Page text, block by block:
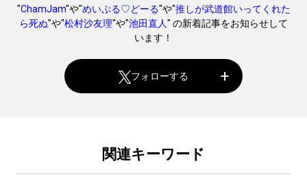
"ChamJam"や"めいぷる♡どーる"や"推しが武道館いってくれた
ら死ぬ"や"松村沙友理"や"池田直人" の新着記事をお知らせして
います！
フォローする
関連キーワード